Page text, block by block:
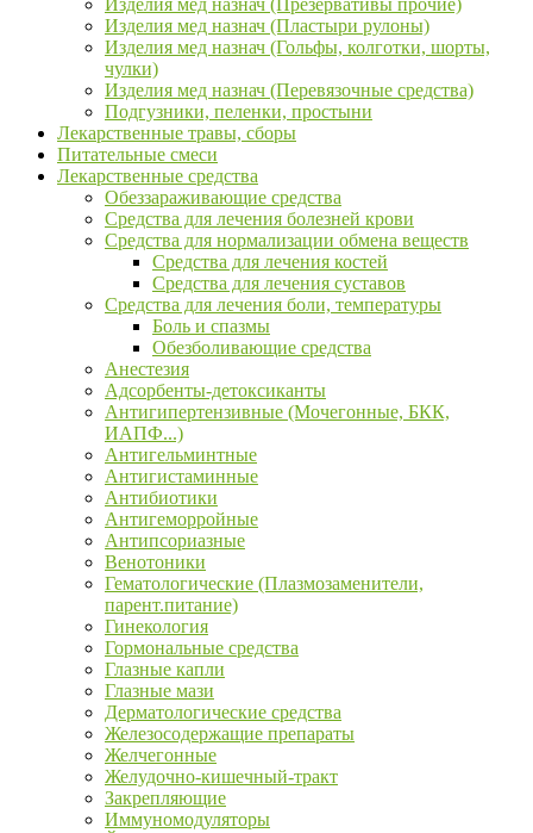
Изделия мед назнач (Презервативы прочие)
Изделия мед назнач (Пластыри рулоны)
Изделия мед назнач (Гольфы, колготки, шорты,
чулки)
Изделия мед назнач (Перевязочные средства)
Подгузники, пеленки, простыни
Лекарственные травы, сборы
Питательные смеси
Лекарственные средства
Обеззараживающие средства
Средства для лечения болезней крови
Средства для нормализации обмена веществ
Средства для лечения костей
Средства для лечения суставов
Средства для лечения боли, температуры
Боль и спазмы
Обезболивающие средства
Анестезия
Адсорбенты-детоксиканты
Антигипертензивные (Мочегонные, БКК,
ИАПФ...)
Антигельминтные
Антигистаминные
Антибиотики
Антигеморройные
Антипсориазные
Венотоники
Гематологические (Плазмозаменители,
парент.питание)
Гинекология
Гормональные средства
Глазные капли
Глазные мази
Дерматологические средства
Железосодержащие препараты
Желчегонные
Желудочно-кишечный-тракт
Закрепляющие
Иммуномодуляторы